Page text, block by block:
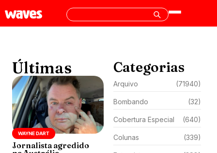
Últimas
WAYNE DART
Jornalista agredido
Categorias
Arquivo (71940)
Bombando (32)
Cobertura Especial (640)
Colunas (339)